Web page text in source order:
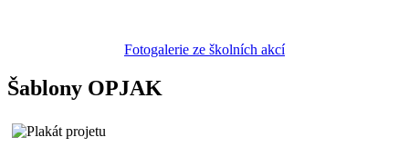
Fotogalerie ze školních akcí
Šablony OPJAK